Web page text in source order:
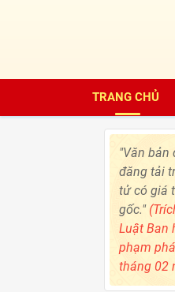
TRANG CHỦ
"Văn bản
đăng tải
tử có giá
gốc."
Luật Ban
phạm
tháng 02